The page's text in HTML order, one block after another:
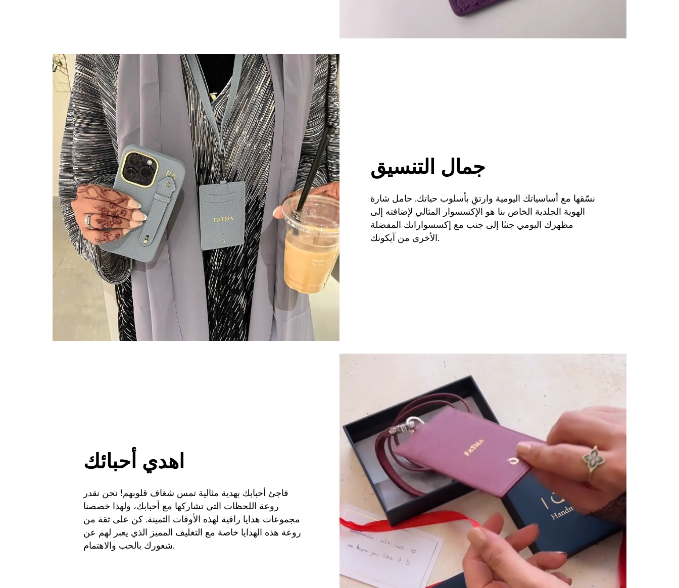
جمال التنسيق
نسّقها مع أساسياتك اليومية وارتقِ بأسلوب حياتك. حامل شارة
الهوية الجلدية الخاص بنا هو الإكسسوار المثالي لإضافته إلى
مظهرك اليومي جنبًا إلى جنب مع إكسسواراتك المفضلة
الأخرى من آيكونك.
اهدي أحبائك
فاجئ أحبابك بهدية مثالية تمس شغاف قلوبهم! نحن نقدر
روعة اللحظات التي تشاركها مع أحبابك، ولهذا خصصنا
مجموعات هدايا راقية لهذه الأوقات الثمينة. كن على ثقة من
روعة هذه الهدايا خاصة مع التغليف المميز الذي يعبر لهم عن
شعورك بالحب والاهتمام.